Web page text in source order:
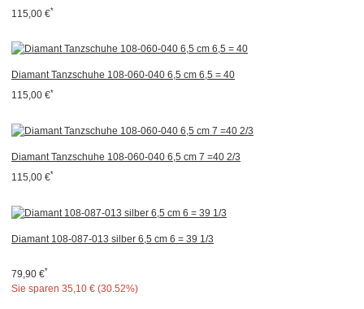
115,00 €*
Diamant Tanzschuhe 108-060-040 6,5 cm 6,5 = 40
115,00 €*
Diamant Tanzschuhe 108-060-040 6,5 cm 7 =40 2/3
115,00 €*
Diamant 108-087-013 silber 6,5 cm 6 = 39 1/3
79,90 €*
Sie sparen 35,10 € (30.52%)